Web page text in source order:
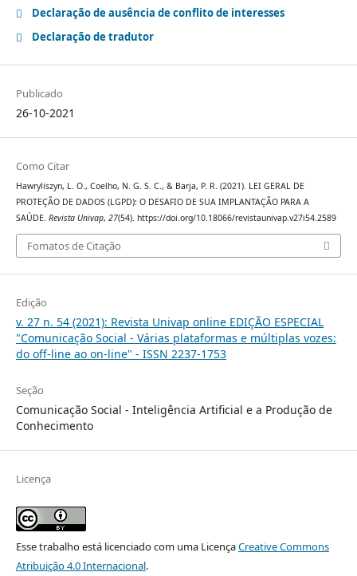
Declaração de ausência de conflito de interesses
Declaração de tradutor
Publicado
26-10-2021
Como Citar
Hawryliszyn, L. O., Coelho, N. G. S. C., & Barja, P. R. (2021). LEI GERAL DE
PROTEÇÃO DE DADOS (LGPD): O DESAFIO DE SUA IMPLANTAÇÃO PARA A
SAÚDE. Revista Univap, 27(54). https://doi.org/10.18066/revistaunivap.v27i54.2589
Fomatos de Citação
Edição
v. 27 n. 54 (2021): Revista Univap online EDIÇÃO ESPECIAL
"Comunicação Social - Várias plataformas e múltiplas vozes:
do off-line ao on-line" - ISSN 2237-1753
Seção
Comunicação Social - Inteligência Artificial e a Produção de
Conhecimento
Licença
Esse trabalho está licenciado com uma LicençaCreative Commons
Atribuição 4.0 Internacional.